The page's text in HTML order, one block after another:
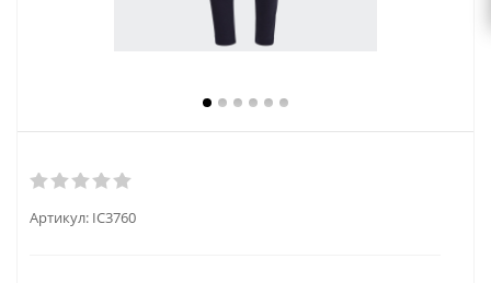
Артикул: IC3760